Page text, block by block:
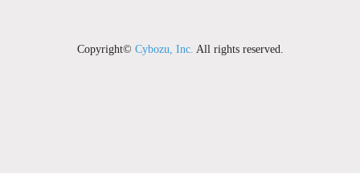
Copyright© Cybozu, Inc. All rights reserved.